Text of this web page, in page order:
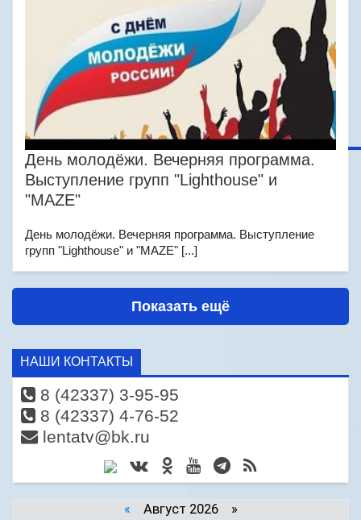
День молодёжи. Вечерняя программа.
Выступление групп "Lighthouse" и
"МAZE"
День молодёжи. Вечерняя программа. Выступление
групп "Lighthouse" и "МAZE" [...]
Показать ещё
НАШИ КОНТАКТЫ
8 (42337) 3-95-95
8 (42337) 4-76-52
lentatv@bk.ru
« Август 2026 »